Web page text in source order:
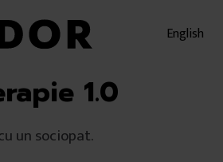
English
1.0
un sociopat.